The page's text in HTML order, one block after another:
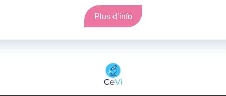
Plus d’info